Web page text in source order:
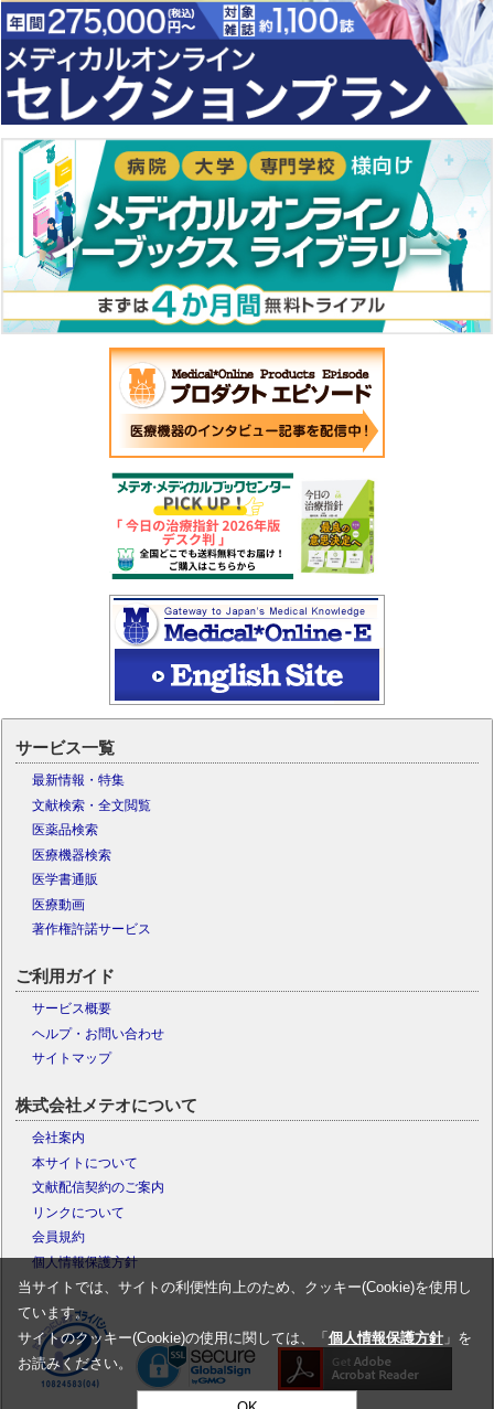
サービス一覧
最新情報・特集
文献検索・全文閲覧
医薬品検索
医療機器検索
医学書通販
医療動画
著作権許諾サービス
ご利用ガイド
サービス概要
ヘルプ・お問い合わせ
サイトマップ
株式会社メテオについて
会社案内
本サイトについて
文献配信契約のご案内
リンクについて
会員規約
個人情報保護方針
当サイトでは、サイトの利便性向上のため、クッキー(Cookie)を使用し
ています。
サイトのクッキー(Cookie)の使用に関しては、「 個人情報保護方針」を
お読みください。